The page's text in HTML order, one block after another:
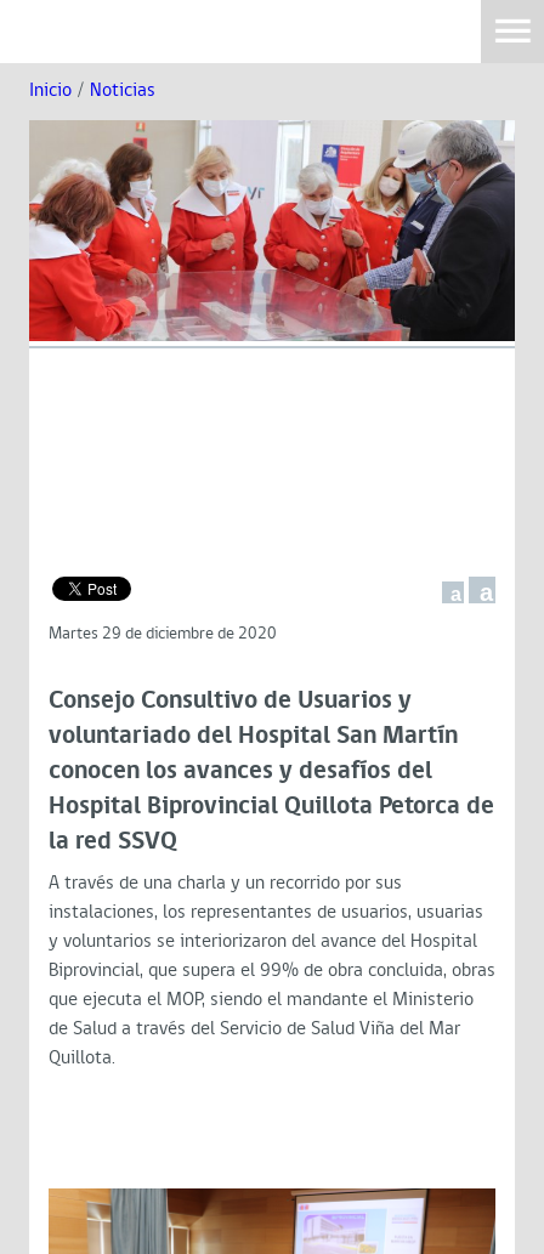
Inicio / Noticias
a a
Martes 29 de diciembre de 2020
Consejo Consultivo de Usuarios y
voluntariado del Hospital San Martín
conocen los avances y desafíos del
Hospital Biprovincial Quillota Petorca de
la red SSVQ
A través de una charla y un recorrido por sus
instalaciones, los representantes de usuarios, usuarias
y voluntarios se interiorizaron del avance del Hospital
Biprovincial, que supera el 99% de obra concluida, obras
que ejecuta el MOP, siendo el mandante el Ministerio
de Salud a través del Servicio de Salud Viña del Mar
Quillota.